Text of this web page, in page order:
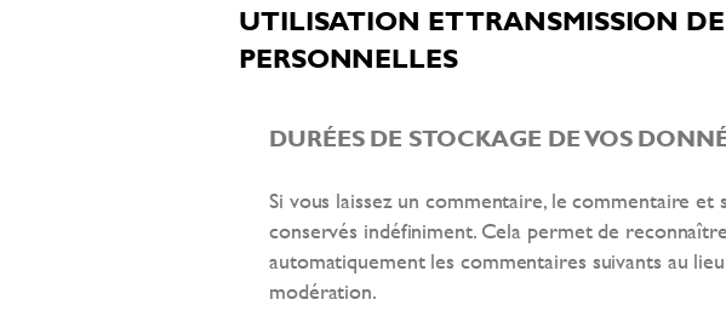
UTILISATION ET TRANSMISSION
PERSONNELLES
DURÉES DE STOCKAGE DE VOS
Si vous laissez un commentaire, le commentaire et
conservés indéfiniment. Cela permet de
automatiquement les commentaires suivants au
modération.